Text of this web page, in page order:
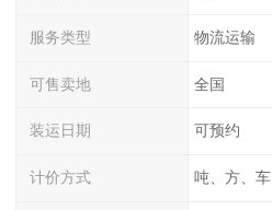
服务类型 物流运输
可售卖地 全国
装运日期 可预约
计价方式 吨、方、车